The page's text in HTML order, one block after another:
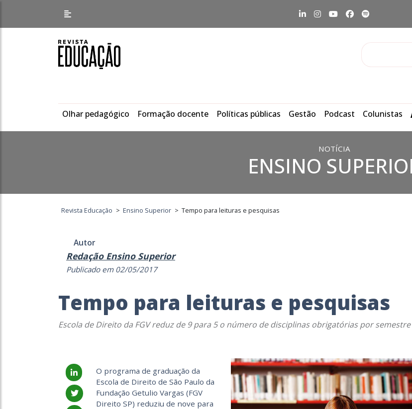
Olhar pedagógico Formação docente Políticas públicas Gestão Podcast Colunistas
NOTÍCIA
ENSINO
Revista Educação > Ensino Superior > Tempo para leituras e pesquisas
Autor
Redação Ensino Superior
Publicado em 02/05/2017
Tempo para leituras e pesquisas
Escola de Direito da FGV reduz de 9 para 5 o número de disciplinas obrigatórias por semestre
O programa de graduação da
Escola de Direito de São Paulo da
Fundação Getulio Vargas (FGV
Direito SP) reduziu de nove para